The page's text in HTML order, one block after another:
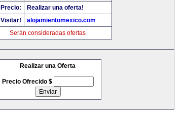
Precio:
Realizar una oferta!
Visitar!
alojamientomexico.com
Serán consideradas ofertas
Realizar una Oferta
Precio Ofrecido $